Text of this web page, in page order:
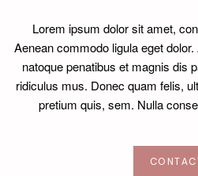
Lorem ipsum dolor sit amet,
Aenean commodo ligula eget
natoque penatibus et magnis dis
ridiculus mus. Donec quam felis,
pretium quis, sem. Nulla